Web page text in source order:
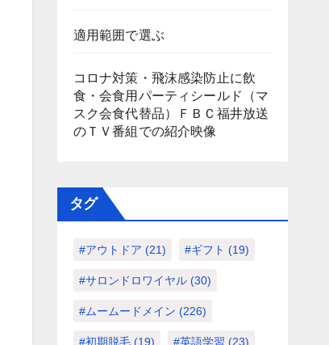
適用範囲で選ぶ
コロナ対策・飛沫感染防止に飲
食・会食用パーティシールド（マ
スク会食代替品）ＦＢＣ福井放送
のＴＶ番組での紹介映像
タグ
#アウトドア (21) #ギフト (19)
#サロンドロワイヤル(30)
#ムームードメイン (226)
#初期脱毛(19) #英語学習 (23)